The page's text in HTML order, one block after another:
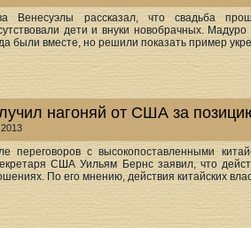
Венесуэлы рассказал, что свадьба
дети и внуки новобрачных.
были вместе, но решили показать пример
нагоняй от США за
переговоров с высокопоставленными
США Уильям Бернс заявил, что
По его мнению, действия китайских